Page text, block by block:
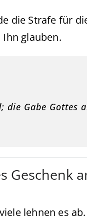
die Strafe für
Ihn glauben.
die Gabe Gottes
Geschenk
lehnen es